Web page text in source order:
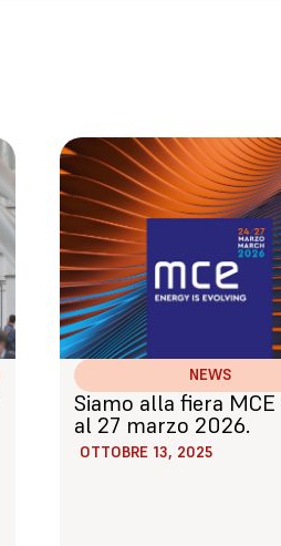
NEWS
Siamo alla fiera
al 27 marzo 2026.
OTTOBRE 13, 2025